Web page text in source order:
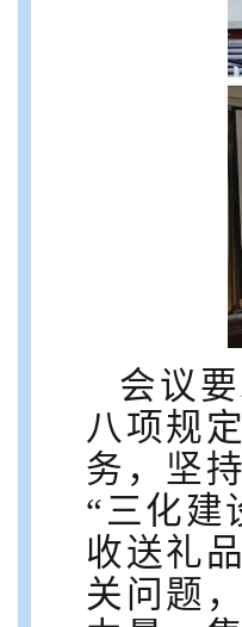
会议
八项规
务，坚
“三化建
收送礼
关问题